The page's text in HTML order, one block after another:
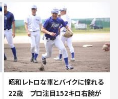
昭和レトロな車とバイクに憧れる
22歳 プロ注目152キロ右腕が